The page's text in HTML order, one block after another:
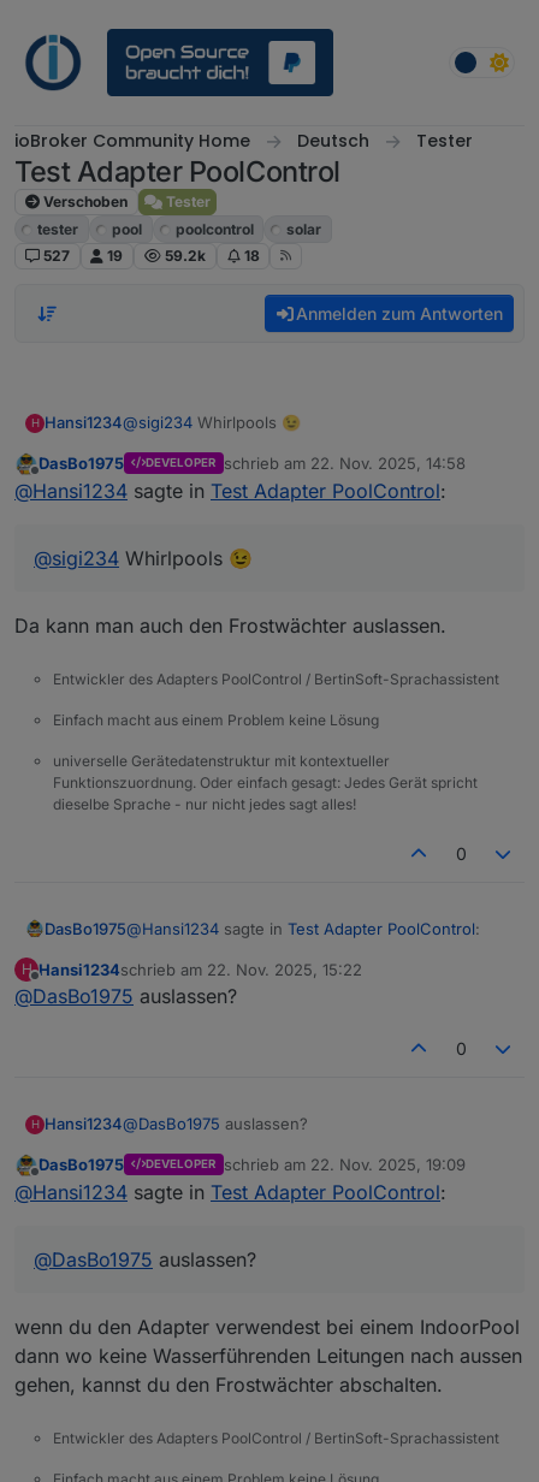
ioBroker Community Home Deutsch Tester
Test Adapter PoolControl
Verschoben
Tester
tester
pool poolcontrol
solar
527
19 59.2k 18
Anmelden zum Antworten
H Hansi1234@sigi234 Whirlpools 😉
Offline
DasBo1975 DEVELOPER schrieb am 22. Nov. 2025, 14:58
zuletzt editiert von
@Hansi1234 sagte in Test Adapter PoolControl:
@sigi234 Whirlpools 😉
Da kann man auch den Frostwächter auslassen.
Entwickler des Adapters PoolControl / BertinSoft-Sprachassistent
Einfach macht aus einem Problem keine Lösung
universelle Gerätedatenstruktur mit kontextueller
Funktionszuordnung. Oder einfach gesagt: Jedes Gerät spricht
dieselbe Sprache - nur nicht jedes sagt alles!
0
DasBo1975@Hansi1234 sagte in Test Adapter PoolControl:
@sigi234Whirlpools 😉
Da kann man auch den Frostwächter auslassen.
H
Offline
Hansi1234schrieb am 22. Nov. 2025, 15:22
zuletzt editiert von
@DasBo1975 auslassen?
0
H Hansi1234@DasBo1975 auslassen?
Offline
DasBo1975 DEVELOPER schrieb am 22. Nov. 2025, 19:09
zuletzt editiert von
@Hansi1234 sagte in Test Adapter PoolControl:
@DasBo1975 auslassen?
wenn du den Adapter verwendest bei einem IndoorPool
dann wo keine Wasserführenden Leitungen nach aussen
gehen, kannst du den Frostwächter abschalten.
Entwickler des Adapters PoolControl / BertinSoft-Sprachassistent